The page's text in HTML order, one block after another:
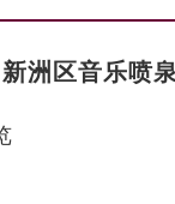
新洲区音乐喷